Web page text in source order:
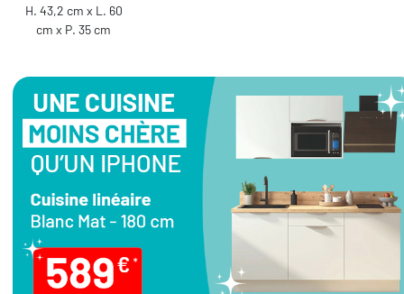
H. 43,2 cm x L. 60
cm x P. 35 cm